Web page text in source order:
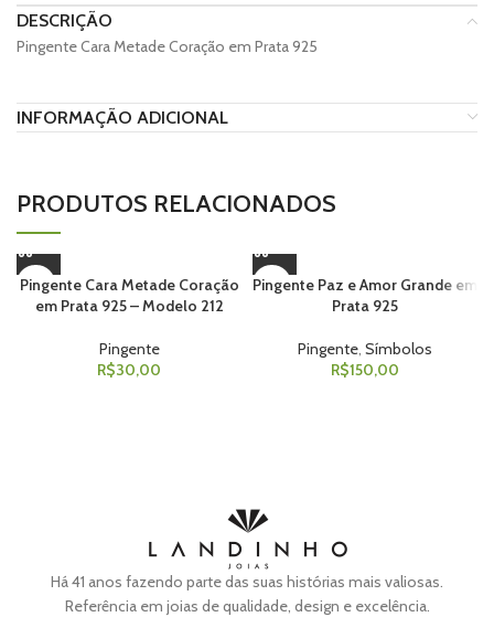
DESCRIÇÃO
Pingente Cara Metade Coração em Prata 925
INFORMAÇÃO ADICIONAL
PRODUTOS RELACIONADOS
Pingente Cara Metade Coração
em Prata 925 – Modelo 212
Pingente
R$30,00
Pingente Paz e Amor Grande em
Prata 925
Pingente, Símbolos
R$150,00
Há 41 anos fazendo parte das suas histórias mais valiosas.
Referência em joias de qualidade, design e excelência.